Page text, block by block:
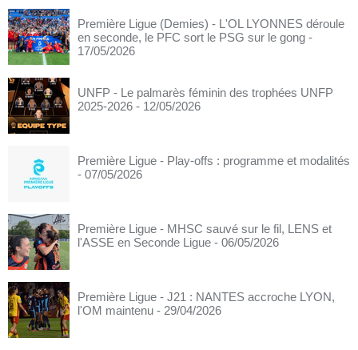
Première Ligue (Demies) - L'OL LYONNES déroule
en seconde, le PFC sort le PSG sur le gong -
17/05/2026
UNFP - Le palmarès féminin des trophées UNFP
2025-2026 - 12/05/2026
Première Ligue - Play-offs : programme et modalités
- 07/05/2026
Première Ligue - MHSC sauvé sur le fil, LENS et
l'ASSE en Seconde Ligue - 06/05/2026
Première Ligue - J21 : NANTES accroche LYON,
l'OM maintenu - 29/04/2026